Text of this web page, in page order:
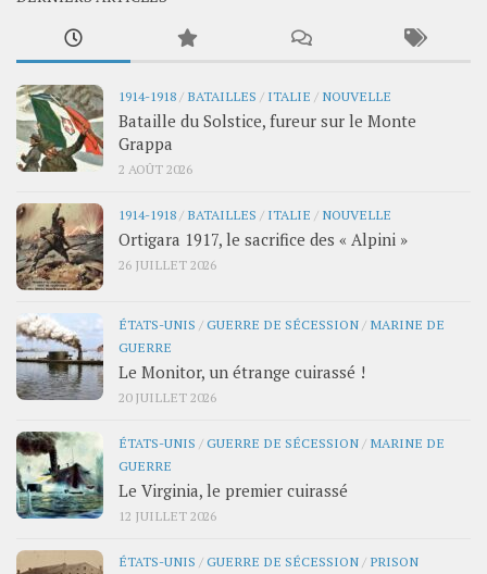
1914-1918 / BATAILLES / ITALIE / NOUVELLE
Bataille du Solstice, fureur sur le Monte
Grappa
2 AOÛT 2026
1914-1918 / BATAILLES / ITALIE / NOUVELLE
Ortigara 1917, le sacrifice des « Alpini »
26 JUILLET 2026
ÉTATS-UNIS /GUERRE DE SÉCESSION / MARINE DE
GUERRE
Le Monitor, un étrange cuirassé !
20 JUILLET 2026
ÉTATS-UNIS /GUERRE DE SÉCESSION / MARINE DE
GUERRE
Le Virginia, le premier cuirassé
12 JUILLET 2026
ÉTATS-UNIS /GUERRE DE SÉCESSION / PRISON